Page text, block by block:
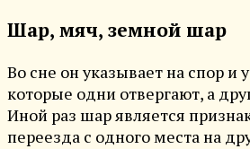
Шар, мяч, земной шар
Во сне он указывает на спор и
которые одни отвергают, а
Иной раз шар является
переезда с одного места на